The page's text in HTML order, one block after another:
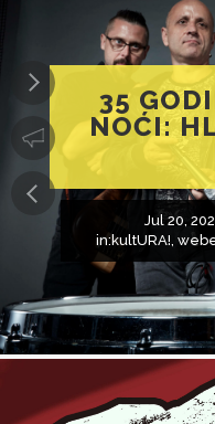
35
NOĆI:
Jul 20,
in: kultURA!,